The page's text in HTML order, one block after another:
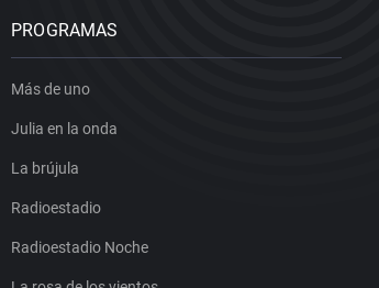
PROGRAMAS
Más de uno
Julia en la onda
La brújula
Radioestadio
Radioestadio Noche